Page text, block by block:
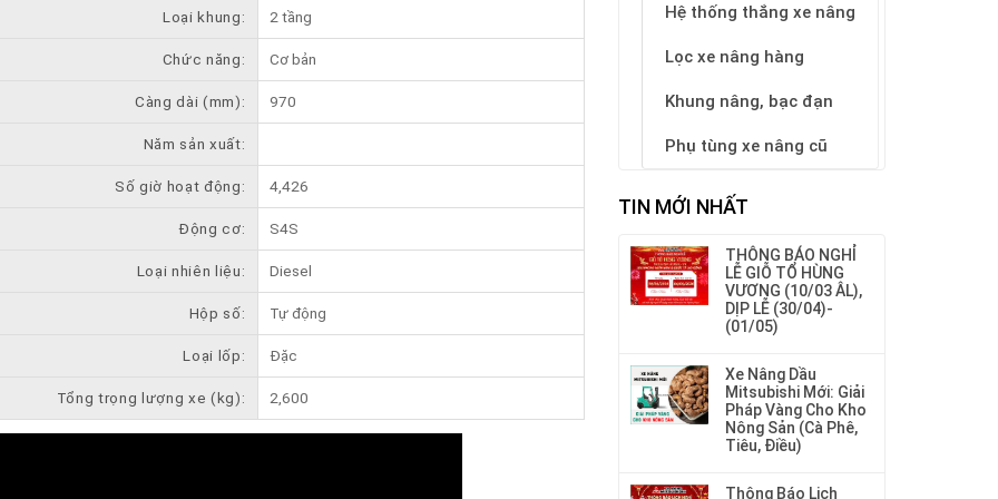
Hệ thống thắng xe nâng
Lọc xe nâng hàng
Khung nâng, bạc đạn
Phụ tùng xe nâng cũ
TIN MỚI NHẤT
THÔNG BÁO NGHỈ
LỄ GIỖ TỔ HÙNG
VƯƠNG (10/03 ÂL),
DỊP LỄ (30/04)-
(01/05)
Xe Nâng Dầu
Mitsubishi Mới: Giải
Pháp Vàng Cho Kho
Nông Sản (Cà Phê,
Tiêu, Điều)
Thông Báo Lịch
Loại khung: 2 tầng
Chức năng: Cơ bản
Càng dài (mm): 970
Năm sản xuất:
Số giờ hoạt động: 4,426
Động cơ: S4S
Loại nhiên liệu: Diesel
Hộp số: Tự động
Loại lốp: Đặc
Tổng trọng lượng xe (kg): 2,600